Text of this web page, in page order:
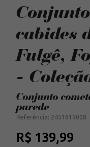
cabides
Fulgê,
-
Conjunto
parede
Referência: 2451619008
R$ 139,99